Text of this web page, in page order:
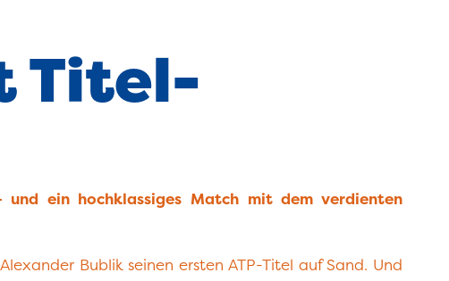
Titel-
und ein hochklassiges Match mit dem verdienten
Bublik seinen ersten ATP-Titel auf Sand. Und